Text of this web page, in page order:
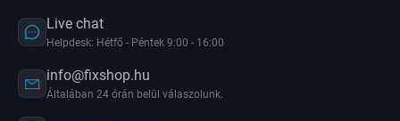
Live chat
Helpdesk: Hétfő - Péntek 9:00 - 16:00
info@fixshop.hu
Általában 24 órán belül válaszolunk.